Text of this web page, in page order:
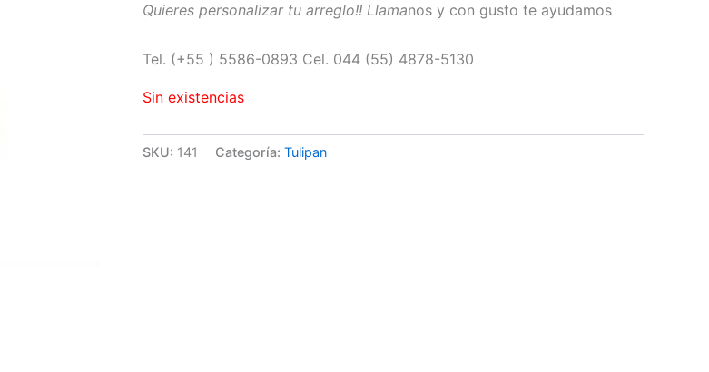
Quieres personalizar tu arreglo!! Llamanos y con gusto te ayudamos
Tel. (+55 ) 5586-0893 Cel. 044 (55) 4878-5130
Sin existencias
SKU: 141 Categoría: Tulipan